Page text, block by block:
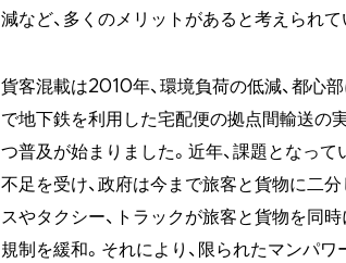
減など、多くのメリットがあると考えられて
貨客混載は2010年、環境負荷の低減、都心
で地下鉄を利用した宅配便の拠点間輸送の
つ普及が始まりました。近年、課題となっ
不足を受け、政府は今まで旅客と貨物に二
スやタクシー、トラックが旅客と貨物を同
規制を緩和。それにより、限られたマンパ